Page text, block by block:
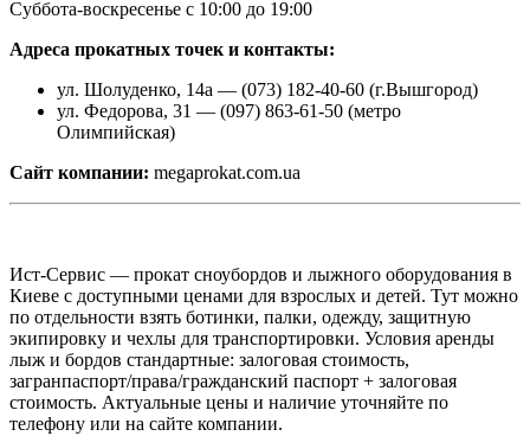
Суббота-воскресенье с 10:00 до 19:00
Адреса прокатных точек и контакты:
ул. Шолуденко, 14а — (073) 182-40-60 (г.Вышгород)
ул. Федорова, 31 — (097) 863-61-50 (метро
Олимпийская)
Сайт компании: megaprokat.com.ua
Ист-Сервис — прокат сноубордов и лыжного оборудования в
Киеве с доступными ценами для взрослых и детей. Тут можно
по отдельности взять ботинки, палки, одежду, защитную
экипировку и чехлы для транспортировки. Условия аренды
лыж и бордов стандартные: залоговая стоимость,
загранпаспорт/права/гражданский паспорт + залоговая
стоимость. Актуальные цены и наличие уточняйте по
телефону или на сайте компании.